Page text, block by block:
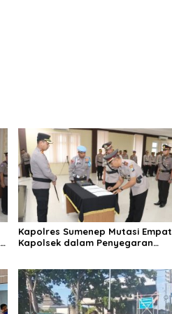
Kapolres Sumenep Mutasi Empat
Kapolsek dalam Penyegaran